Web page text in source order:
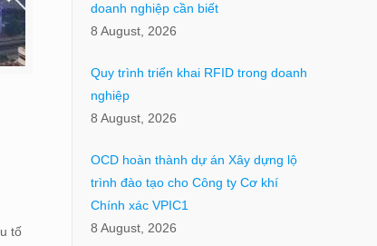
tố
doanh nghiệp cần biết
8 August, 2026
Quy trình triển khai RFID trong doanh
nghiệp
8 August, 2026
OCD hoàn thành dự án Xây dựng lộ
trình đào tạo cho Công ty Cơ khí
Chính xác VPIC1
8 August, 2026